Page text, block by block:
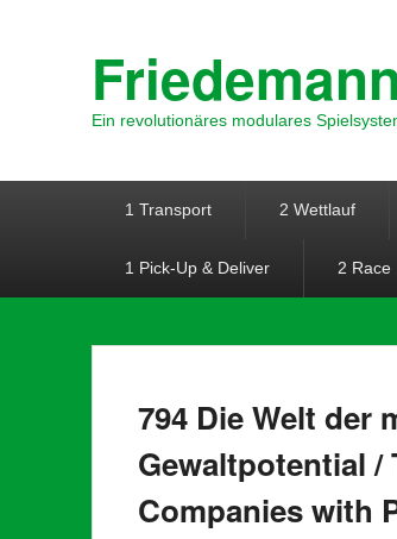
Ein revolutionäres modulares
1 Transport 2 Wettlauf
1 Pick-Up & Deliver 2 Race
794 Die Welt der
Gewaltpotential
Companies with